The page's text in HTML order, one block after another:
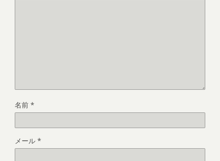
名前 *
メール *